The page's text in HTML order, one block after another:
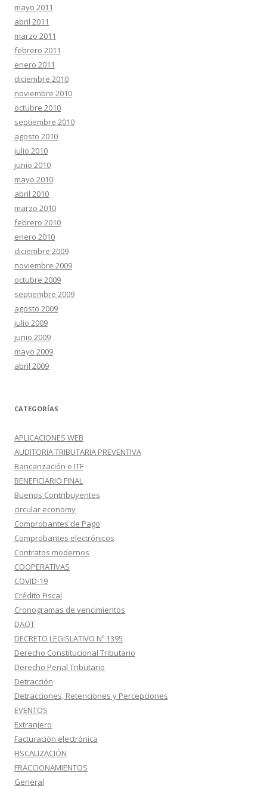
mayo 2011
abril 2011
marzo 2011
febrero 2011
enero 2011
diciembre 2010
noviembre 2010
octubre 2010
septiembre 2010
agosto 2010
julio 2010
junio 2010
mayo 2010
abril 2010
marzo 2010
febrero 2010
enero 2010
diciembre 2009
noviembre 2009
octubre 2009
septiembre 2009
agosto 2009
julio 2009
junio 2009
mayo 2009
abril 2009
CATEGORÍAS
APLICACIONES WEB
AUDITORIA TRIBUTARIA PREVENTIVA
Bancarización e ITF
BENEFICIARIO FINAL
Buenos Contribuyentes
circular economy
Comprobantes de Pago
Comprobantes electrónicos
Contratos modernos
COOPERATIVAS
COVID-19
Crédito Fiscal
Cronogramas de vencimientos
DAOT
DECRETO LEGISLATIVO Nº 1395
Derecho Constitucional Tributario
Derecho Penal Tributario
Detracción
Detracciones, Retenciones y Percepciones
EVENTOS
Extranjero
Facturación electrónica
FISCALIZACIÓN
FRACCIONAMIENTOS
General